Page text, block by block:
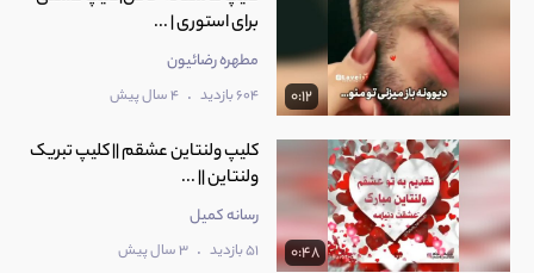
0:12
برای استوری | ...
مطهره رضائیون
604 بازدید . 4 سال پیش
0:48
کلیپ ولنتاین عشقم || کلیپ تبریک
ولنتاین || ...
رسانه کمیل
51 بازدید . 3 سال پیش